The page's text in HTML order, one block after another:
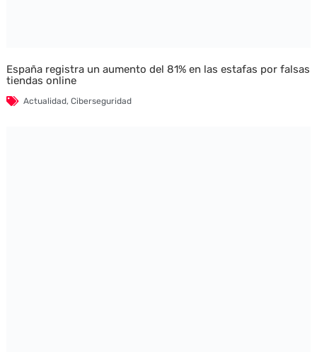
España registra un aumento del 81% en las estafas por falsas
tiendas online
Actualidad, Ciberseguridad